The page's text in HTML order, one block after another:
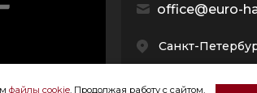
office@euro-
Санкт-
файлы cookie. Продолжая работу с сайтом,